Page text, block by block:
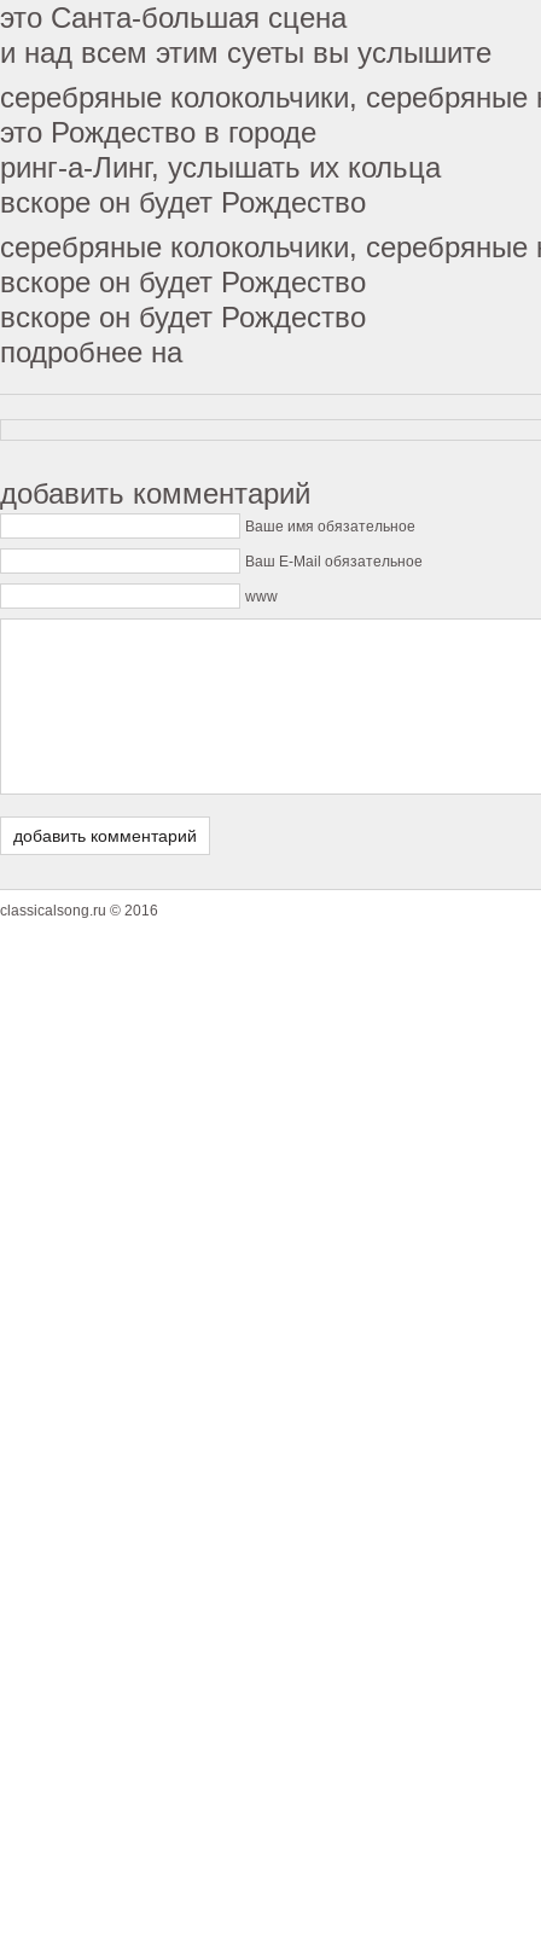
это Санта-большая сцена
и над всем этим суеты вы услышите
серебряные колокольчики, серебряные
это Рождество в городе
ринг-а-Линг, услышать их кольца
вскоре он будет Рождество
серебряные колокольчики, серебряные
вскоре он будет Рождество
вскоре он будет Рождество
подробнее на
добавить комментарий
Ваше имя обязательное
Ваш E-Mail обязательное
www
classicalsong.ru © 2016